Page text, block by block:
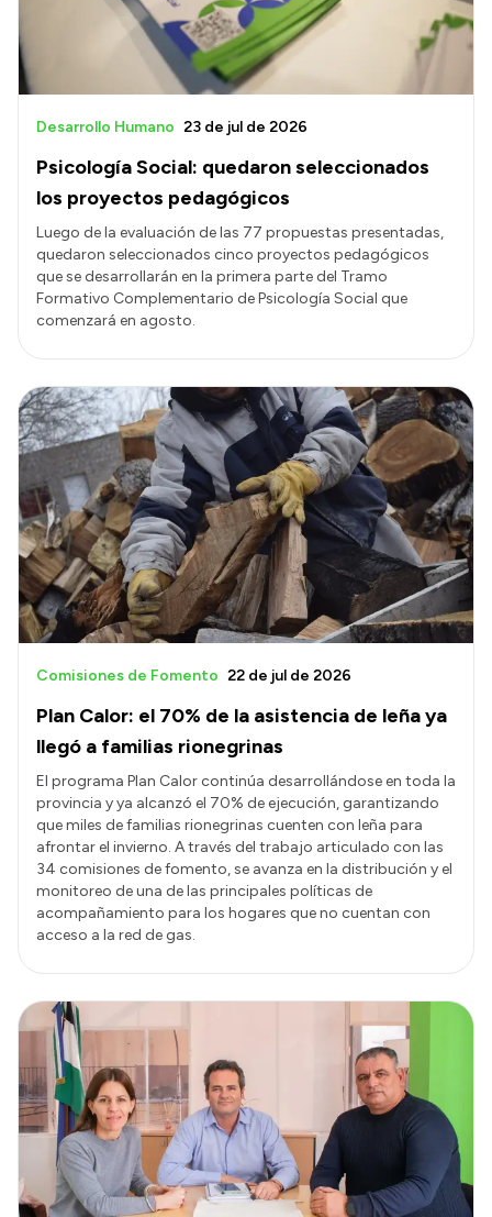
Psicología Social: quedaron seleccionados
los proyectos pedagógicos
Desarrollo Humano 23 de jul de 2026
Luego de la evaluación de las 77 propuestas presentadas,
quedaron seleccionados cinco proyectos pedagógicos
que se desarrollarán en la primera parte del Tramo
Formativo Complementario de Psicología Social que
comenzará en agosto.
Plan Calor: el 70% de la asistencia de leña ya
llegó a familias rionegrinas
Comisiones de Fomento 22 de jul de 2026
El programa Plan Calor continúa desarrollándose en toda la
provincia y ya alcanzó el 70% de ejecución, garantizando
que miles de familias rionegrinas cuenten con leña para
afrontar el invierno. A través del trabajo articulado con las
34 comisiones de fomento, se avanza en la distribución y el
monitoreo de una de las principales políticas de
acompañamiento para los hogares que no cuentan con
acceso a la red de gas.